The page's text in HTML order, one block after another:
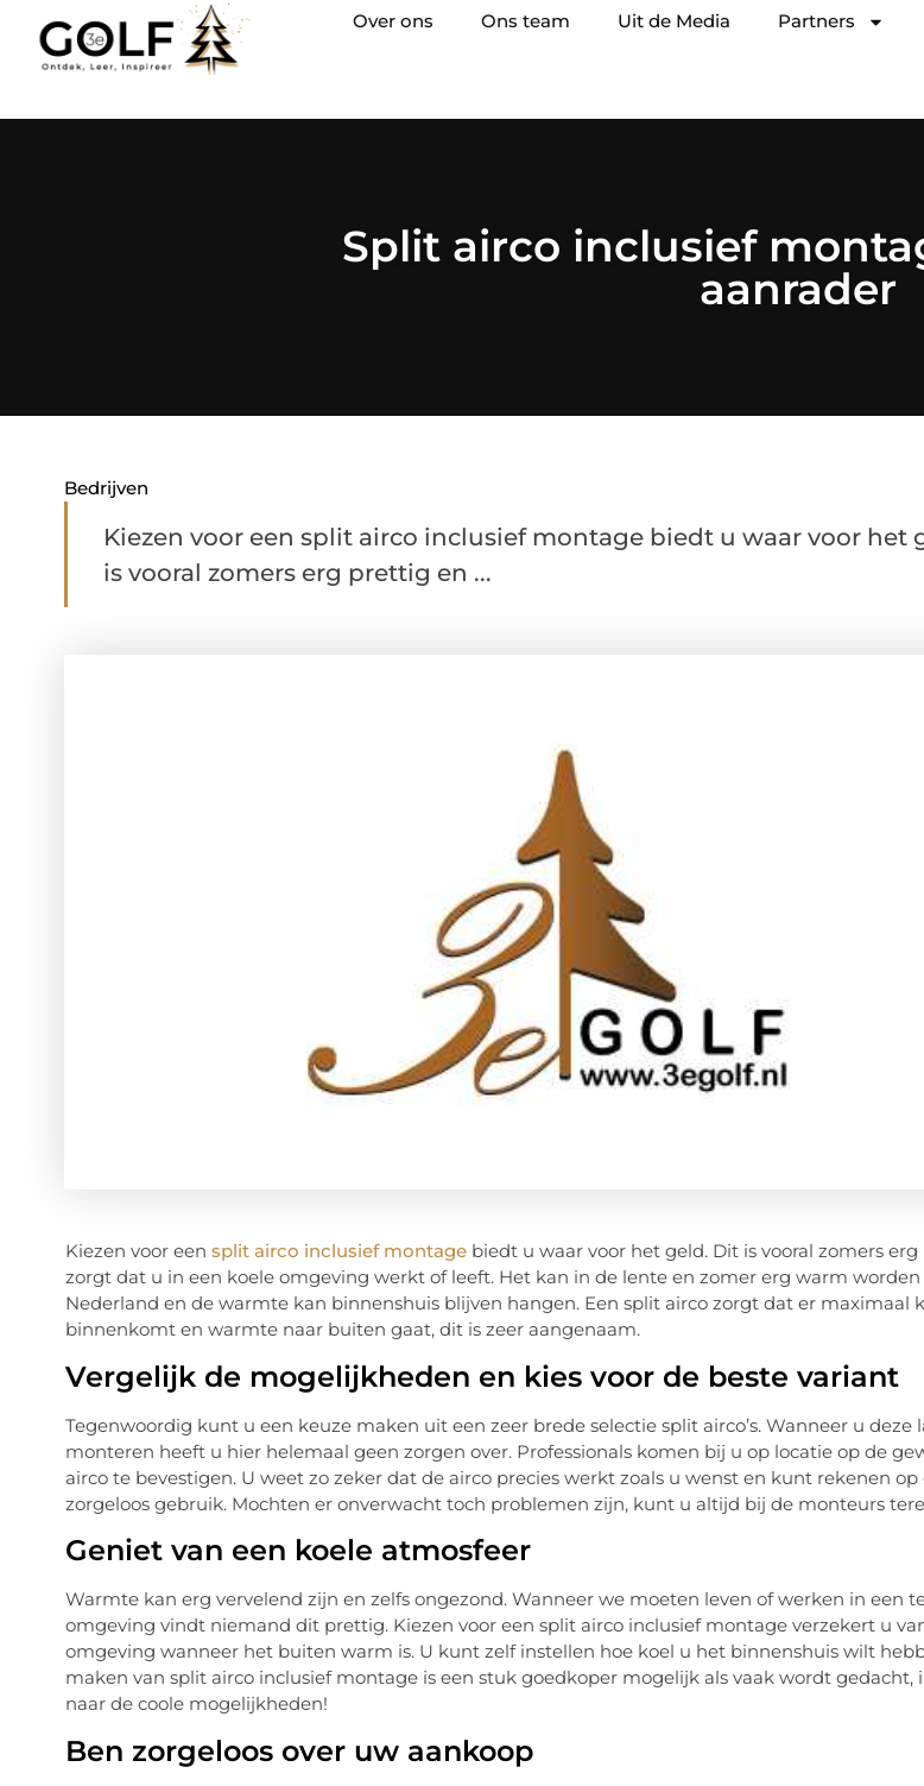
Over ons Ons team Uit de Media Partners
Split airco inclusief
aanrader
Bedrijven
Kiezen voor een split airco inclusief montage biedt u waar voor het
is vooral zomers erg prettig en ...
Kiezen voor een split airco inclusief montagebiedt u waar voor het geld. Dit is vooral zomers
zorgt dat u in een koele omgeving werkt of leeft. Het kan in de lente en zomer erg warm worden
Nederland en de warmte kan binnenshuis blijven hangen. Een split airco zorgt dat er maximaal
binnenkomt en warmte naar buiten gaat, dit is zeer aangenaam.
Vergelijk de mogelijkheden en kies voor de beste variant
Tegenwoordig kunt u een keuze maken uit een zeer brede selectie split airco’s. Wanneer u deze
monteren heeft u hier helemaal geen zorgen over. Professionals komen bij u op locatie op de
airco te bevestigen. U weet zo zeker dat de airco precies werkt zoals u wenst en kunt rekenen op
zorgeloos gebruik. Mochten er onverwacht toch problemen zijn, kunt u altijd bij de monteurs
Geniet van een koele atmosfeer
Warmte kan erg vervelend zijn en zelfs ongezond. Wanneer we moeten leven of werken in een
omgeving vindt niemand dit prettig. Kiezen voor een split airco inclusief montage verzekert u
omgeving wanneer het buiten warm is. U kunt zelf instellen hoe koel u het binnenshuis wilt
maken van split airco inclusief montage is een stuk goedkoper mogelijk als vaak wordt gedacht,
naar de coole mogelijkheden!
Ben zorgeloos over uw aankoop